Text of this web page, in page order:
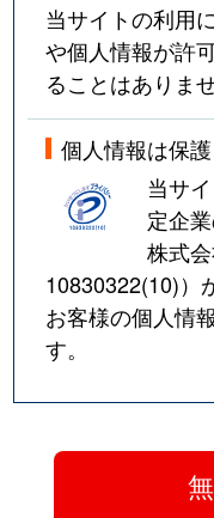
当サイトの利用
や個人情報が許
ることはありませ
個人情報は保
当サ
定企
株式
10830322(10)）
お客様の個人情
す。